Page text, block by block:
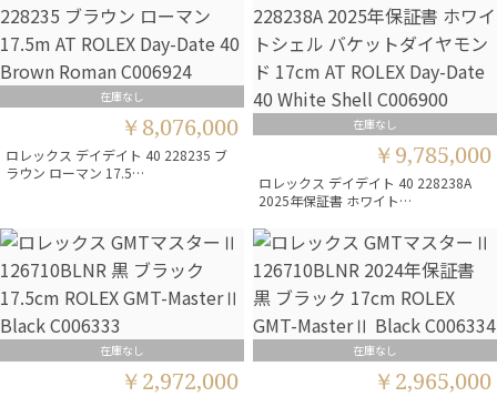
在庫なし
￥8,076,000
ロレックス デイデイト 40 228235 ブ
ラウン ローマン 17.5…
在庫なし
￥9,785,000
ロレックス デイデイト 40 228238A
2025年保証書 ホワイト…
在庫なし
￥2,972,000
在庫なし
￥2,965,000